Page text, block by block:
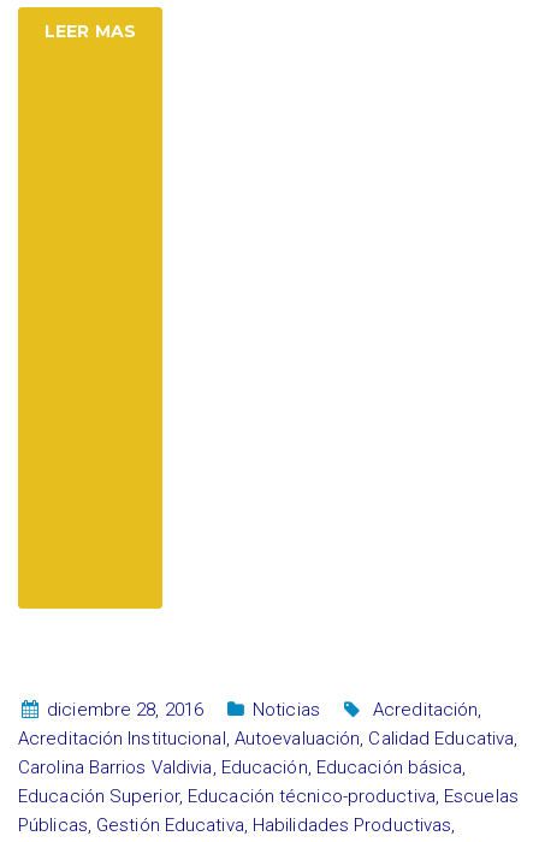
LEER MAS
diciembre 28, 2016 Noticias Acreditación,
Acreditación Institucional, Autoevaluación, Calidad Educativa,
Carolina Barrios Valdivia, Educación, Educación básica,
Educación Superior, Educación técnico-productiva, Escuelas
Públicas, Gestión Educativa, Habilidades Productivas,